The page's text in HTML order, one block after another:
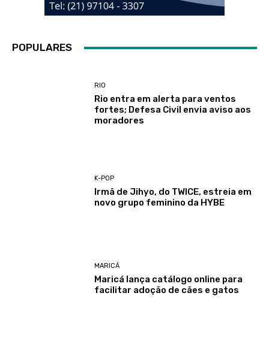
POPULARES
RIO
Rio entra em alerta para ventos
fortes; Defesa Civil envia aviso aos
moradores
K-POP
Irmã de Jihyo, do TWICE, estreia em
novo grupo feminino da HYBE
MARICÁ
Maricá lança catálogo online para
facilitar adoção de cães e gatos